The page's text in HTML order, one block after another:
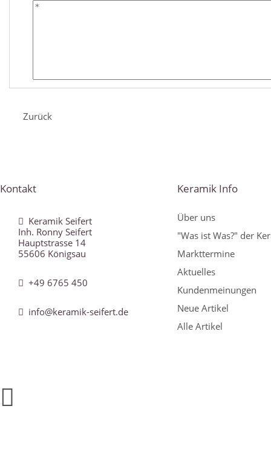
Zurück
Kontakt
Keramik Seifert
Inh. Ronny Seifert
Hauptstrasse 14
55606 Königsau
+49 6765 450
info@keramik-seifert.de
Keramik Info
Über uns
"Was ist Was?" der
Markttermine
Aktuelles
Kundenmeinungen
Neue Artikel
Alle Artikel